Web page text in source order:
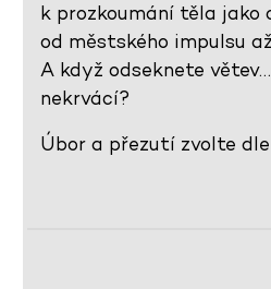
k prozkoumání těla jako
od městského impulsu
A když odseknete
nekrvácí?
Úbor a přezutí zvolte dle